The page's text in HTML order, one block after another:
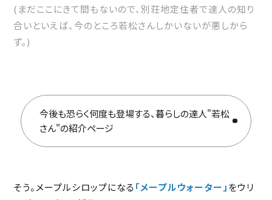
(まだここにきて間もないので、別荘地定住者で達人の知り
合いといえば、今のところ若松さんしかいないが悪しから
ず。)
今後も恐らく何度も登場する、暮らしの達人"若松
さん"の紹介ページ
そう。メープルシロップになる「メープルウォーター」をウリ